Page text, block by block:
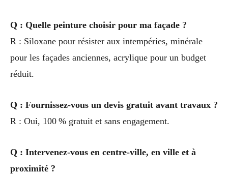
Q : Quelle peinture choisir pour ma façade ?
R : Siloxane pour résister aux intempéries, minérale
pour les façades anciennes, acrylique pour un budget
réduit.
Q : Fournissez-vous un devis gratuit avant travaux ?
R : Oui, 100 % gratuit et sans engagement.
Q : Intervenez-vous en centre-ville, en ville et à
proximité ?